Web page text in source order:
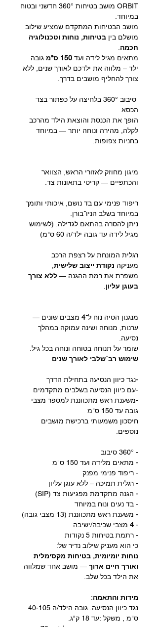
ORBIT מושב בטיחות 360° חדשני ובטוח
במיוחד.
מושב הבטיחות המתקדם שמציע שילוב
מושלם בין בטיחות, נוחות וטכנולוגיה
חכמה
מתאים מגיל לידה ועד 150 ס"מ
גובה
ילד – מלווה את ילדכם לאורך שנים, ללא
צורך להחליף מושבים בדרך.
סיבוב ‎360° בלחיצה על כפתור בצד
הכסא
הופך את הכנסת והוצאת הילד מהרכב
לקלה, מהירה ונוחה יותר — במיוחד
בחניות צפופות.
מיגון מחוזק לאזורי הראש, הצוואר
והכתפיים — קריטי בתאונות צד.
ריפוד פנימי עם בד נושם, איכותי ותומך
במיוחד בשלב הניו־בורן.
ניתן להסרה בהתאם לגדילה. (לשימוש
מגיל לידה עד גובה ילד/ה 60 ס"מ)
רגלית המונחת על רצפת הרכב
מעניקה נקודת ייצוב שלישית
משפרת את רמת ההגנה — ללא צורך
בעוגן עליון
מנגנון הטיה נוח ל־4 מצבים שונים —
ערנות, מנוחה ושינה עמוקה במהלך
נסיעה.
שומר על תנוחה בטוחה ונוחה בכל גיל.
שימוש רב־שלבי לאורך שנים
-נגד כיוון הנסיעה בתחילת הדרך
-עם כיוון הנסיעה בשלבים מתקדמים
-משענת ראש מתכווננת למספר מצבי
גובה עד 150 ס"מ
חיסכון משמעותי ברכישת מושבים
נוספים.
- ‎360° סיבוב
- מתאים מלידה ועד 150 ס"מ
- ריפוד פנימי מפנק
- רגלית תמיכה – ללא עוגן עליון
- הגנה מתקדמת מפגיעות צד (SIP)
- בד נעים ונוח במיוחד
- משענת ראש מתכווננת (13 מצבי גובה)
-
4 מצבי שכיבה/ישיבה
- רתמת בטיחות 5 נקודות
כי הוא מעניק שילוב נדיר של:
נוחות יומיומית, בטיחות מקסימלית
ואורך חיים ארוך — מושב אחד שמלווה
את הילד בכל שלב.
מידות והתאמה:
נגד כיוון הנסיעה: גובה הילד/ה 40-105
ס"מ , משקל :עד 18 ק"ג.